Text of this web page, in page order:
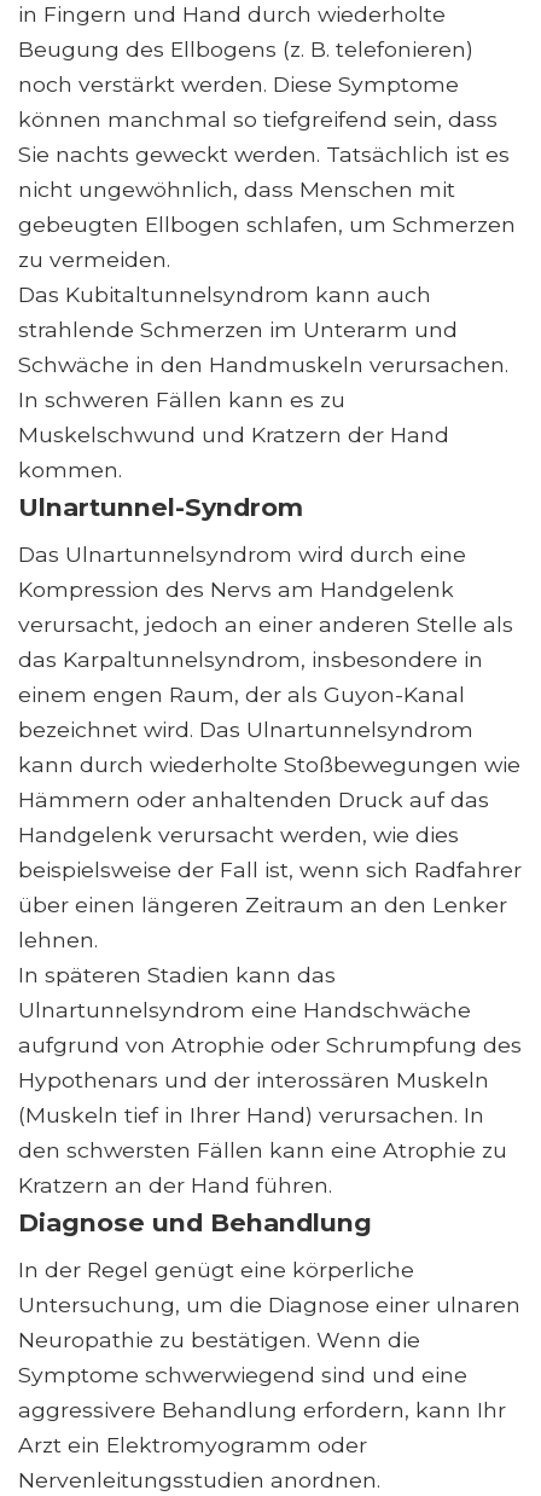
in Fingern und Hand durch wiederholte
Beugung des Ellbogens (z. B. telefonieren)
noch verstärkt werden. Diese Symptome
können manchmal so tiefgreifend sein, dass
Sie nachts geweckt werden. Tatsächlich ist es
nicht ungewöhnlich, dass Menschen mit
gebeugten Ellbogen schlafen, um Schmerzen
zu vermeiden.
Das Kubitaltunnelsyndrom kann auch
strahlende Schmerzen im Unterarm und
Schwäche in den Handmuskeln verursachen.
In schweren Fällen kann es zu
Muskelschwund und Kratzern der Hand
kommen.
Ulnartunnel-Syndrom
Das Ulnartunnelsyndrom wird durch eine
Kompression des Nervs am Handgelenk
verursacht, jedoch an einer anderen Stelle als
das Karpaltunnelsyndrom, insbesondere in
einem engen Raum, der als Guyon-Kanal
bezeichnet wird. Das Ulnartunnelsyndrom
kann durch wiederholte Stoßbewegungen wie
Hämmern oder anhaltenden Druck auf das
Handgelenk verursacht werden, wie dies
beispielsweise der Fall ist, wenn sich Radfahrer
über einen längeren Zeitraum an den Lenker
lehnen.
In späteren Stadien kann das
Ulnartunnelsyndrom eine Handschwäche
aufgrund von Atrophie oder Schrumpfung des
Hypothenars und der interossären Muskeln
(Muskeln tief in Ihrer Hand) verursachen. In
den schwersten Fällen kann eine Atrophie zu
Kratzern an der Hand führen.
Diagnose und Behandlung
In der Regel genügt eine körperliche
Untersuchung, um die Diagnose einer ulnaren
Neuropathie zu bestätigen. Wenn die
Symptome schwerwiegend sind und eine
aggressivere Behandlung erfordern, kann Ihr
Arzt ein Elektromyogramm oder
Nervenleitungsstudien anordnen.